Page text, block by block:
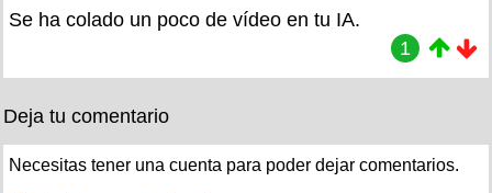
Se ha colado un poco de vídeo en tu IA.
1
Deja tu comentario
Necesitas tener una cuenta para poder dejar comentarios.